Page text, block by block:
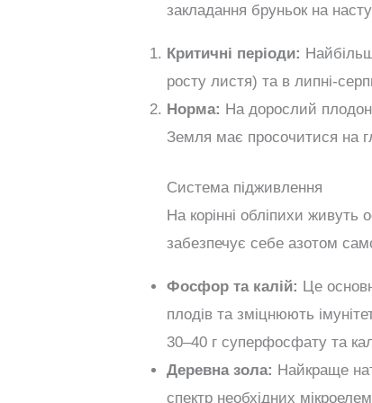
закладання бруньок на
Критичні періоди:
росту листя) та в липні-
Норма: На дорослий
Земля має просочитися на
Система підживлення
На корінні обліпихи живуть
забезпечує себе азотом
Фосфор та калій: Це
плодів та зміцнюють
30–40 г суперфосфату та
Деревна зола: Найкраще
спектр необхідних